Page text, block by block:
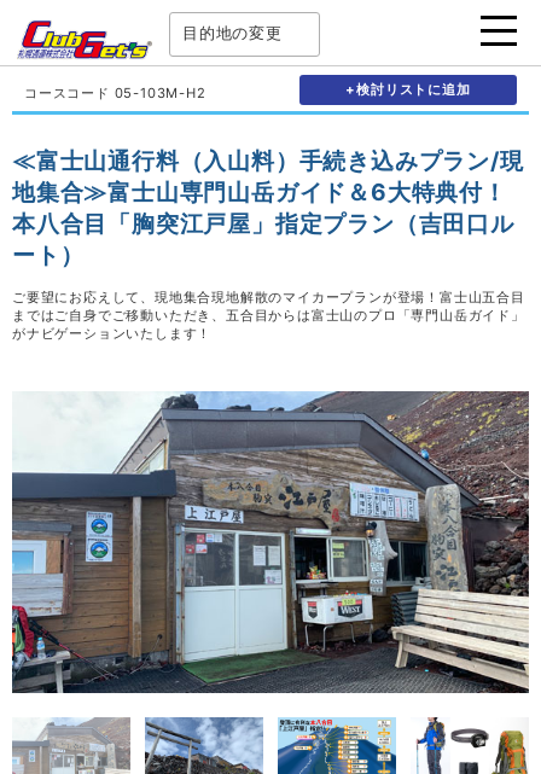
目的地の変更
コースコード 05-103M-H2 +検討リストに追加
≪富士山通行料（入山料）手続き込みプラン/現
地集合≫富士山専門山岳ガイド＆6大特典付！
本八合目「胸突江戸屋」指定プラン（吉田口ル
ート）
ご要望にお応えして、現地集合現地解散のマイカープランが登場！富士山五合目
まではご自身でご移動いただき、五合目からは富士山のプロ「専門山岳ガイド」
がナビゲーションいたします！